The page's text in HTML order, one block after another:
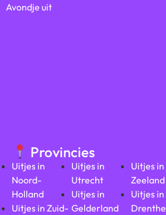
Avondje uit
Provincies
Uitjes in
Noord-
Holland
Uitjes in Zuid-
Uitjes in
Utrecht
Uitjes in
Gelderland
Uitjes in
Zeeland
Uitjes in
Drenthe